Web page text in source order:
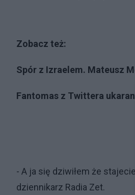
Zobacz też:
Spór z Izraelem. Mateusz
Fantomas z Twittera
- A ja się dziwiłem że
dziennikarz Radia Zet.